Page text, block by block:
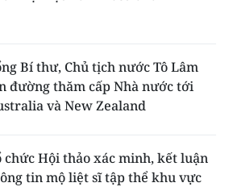
Bí thư, Chủ tịch nước Tô Lâm
đường thăm cấp Nhà nước tới
và New Zealand
chức Hội thảo xác minh, kết luận
tin mộ liệt sĩ tập thể khu vực